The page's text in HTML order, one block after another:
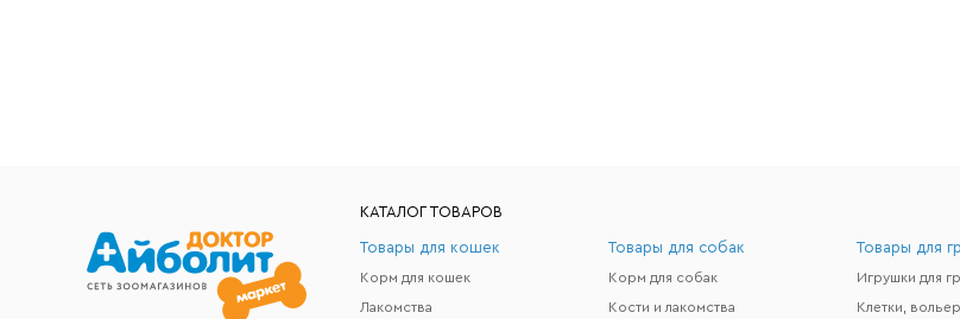
КАТАЛОГ ТОВАРОВ
Товары для кошек
Корм для кошек
Лакомства
Товары для собак
Корм для собак
Кости и лакомства
Товары для
Игрушки для